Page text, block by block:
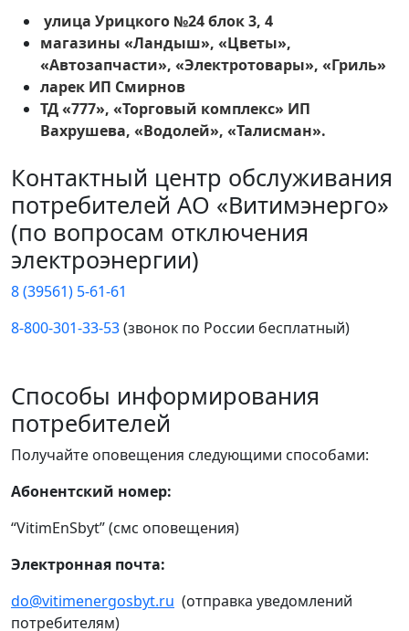
улица Урицкого №24 блок 3, 4
магазины «Ландыш», «Цветы»,
«Автозапчасти», «Электротовары», «Гриль»
ларек ИП Смирнов
ТД «777», «Торговый комплекс» ИП
Вахрушева, «Водолей», «Талисман».
Контактный центр обслуживания
потребителей АО «Витимэнерго»
(по вопросам отключения
электроэнергии)
8 (39561) 5-61-61
8-800-301-33-53(звонок по России бесплатный)
Способы информирования
потребителей
Получайте оповещения следующими способами:
Абонентский номер:
“VitimEnSbyt” (смс оповещения)
Электронная почта:
do@vitimenergosbyt.ru (отправка уведомлений
потребителям)